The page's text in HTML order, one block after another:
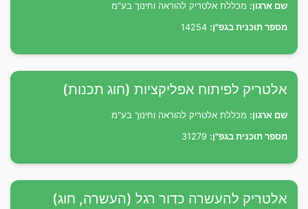
שם ארגון: מכללת אלטריק להוראה וחינוך בע"מ
מספר תוכנית בגפ"ן:
אלטריק לפיתוח אפליקציות (חוג תכנות)
שם ארגון: מכללת אלטריק להוראה וחינוך בע"מ
מספר תוכנית בגפ"ן:
אלטריק להעשרה כדור רגל (העשרה, חוג)